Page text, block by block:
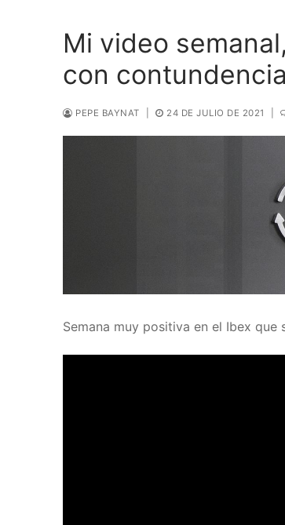
Mi video
con
PEPE BAYNAT 24 DE JULIO DE 2021
Semana muy positiva en el Ibex